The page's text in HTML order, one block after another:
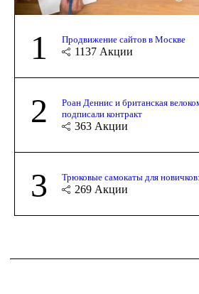
1 Продвижение сайтов в Москве
1137 Акции
2
Роан Деннис и британская
подписали контракт
363 Акции
3 Трюковые самокаты для
269 Акции